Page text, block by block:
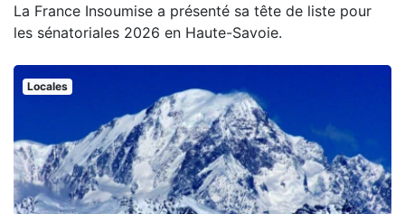
La France Insoumise a présenté sa tête de liste pour
les sénatoriales 2026 en Haute-Savoie.
Locales